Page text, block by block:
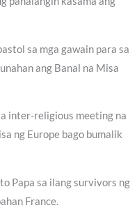
sa mga gawain para sa
ang Banal na Misa
inter-religious meeting na
ng Europe bago bumalik
Papa sa ilang survivors ng
France.